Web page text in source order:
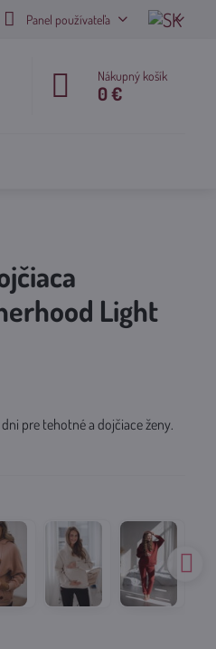
Panel používateľa
Nákupný košík
0 €
Light
pre tehotné a dojčiace ženy.